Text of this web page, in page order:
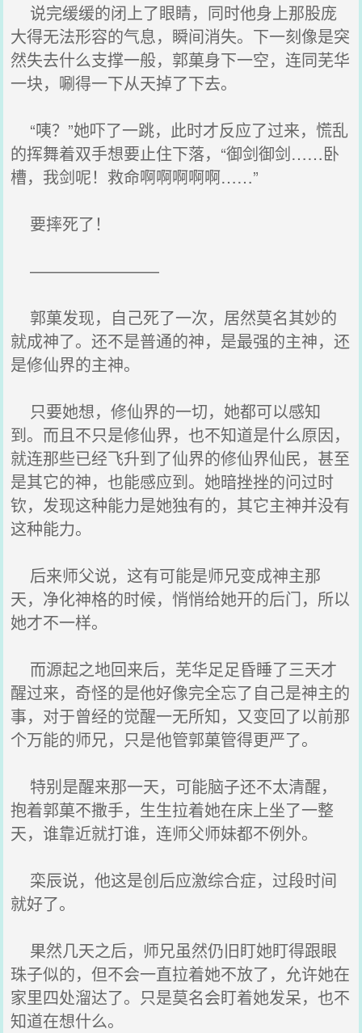
说完缓缓的闭上了眼睛，同时他身上那股庞
大得无法形容的气息，瞬间消失。下一刻像是突
然失去什么支撑一般，郭菓身下一空，连同芜华
一块，唰得一下从天掉了下去。
“咦？”她吓了一跳，此时才反应了过来，慌乱
的挥舞着双手想要止住下落，“御剑御剑……卧
槽，我剑呢！救命啊啊啊啊啊……”
要摔死了！
————————
郭菓发现，自己死了一次，居然莫名其妙的
就成神了。还不是普通的神，是最强的主神，还
是修仙界的主神。
只要她想，修仙界的一切，她都可以感知
到。而且不只是修仙界，也不知道是什么原因，
就连那些已经飞升到了仙界的修仙界仙民，甚至
是其它的神，也能感应到。她暗挫挫的问过时
钦，发现这种能力是她独有的，其它主神并没有
这种能力。
后来师父说，这有可能是师兄变成神主那
天，净化神格的时候，悄悄给她开的后门，所以
她才不一样。
而源起之地回来后，芜华足足昏睡了三天才
醒过来，奇怪的是他好像完全忘了自己是神主的
事，对于曾经的觉醒一无所知，又变回了以前那
个万能的师兄，只是他管郭菓管得更严了。
特别是醒来那一天，可能脑子还不太清醒，
抱着郭菓不撒手，生生拉着她在床上坐了一整
天，谁靠近就打谁，连师父师妹都不例外。
栾辰说，他这是创后应激综合症，过段时间
就好了。
果然几天之后，师兄虽然仍旧盯她盯得跟眼
珠子似的，但不会一直拉着她不放了，允许她在
家里四处溜达了。只是莫名会盯着她发呆，也不
知道在想什么。